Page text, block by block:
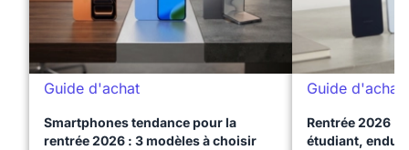
Guide d'achat
Smartphones tendance pour la
rentrée 2026 : 3 modèles à choisir
Guide d'achat
Rentrée 2026 :
étudiant,